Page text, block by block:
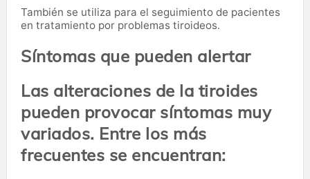
También se utiliza para el seguimiento de pacientes
en tratamiento por problemas tiroideos.
Síntomas que pueden alertar
Las alteraciones de la tiroides
pueden provocar síntomas muy
variados. Entre los más
frecuentes se encuentran: